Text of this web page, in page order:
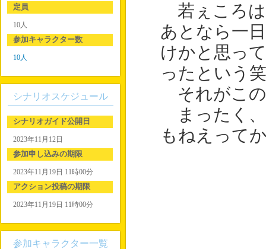
若ぇころは
あとなら一
けかと思っ
ったという
それがこ
まったく、
もねえって
定員
10人
参加キャラクター数
10人
シナリオスケジュール
シナリオガイド公開日
2023年11月12日
参加申し込みの期限
2023年11月19日 11時00分
アクション投稿の期限
2023年11月19日 11時00分
参加キャラクター一覧